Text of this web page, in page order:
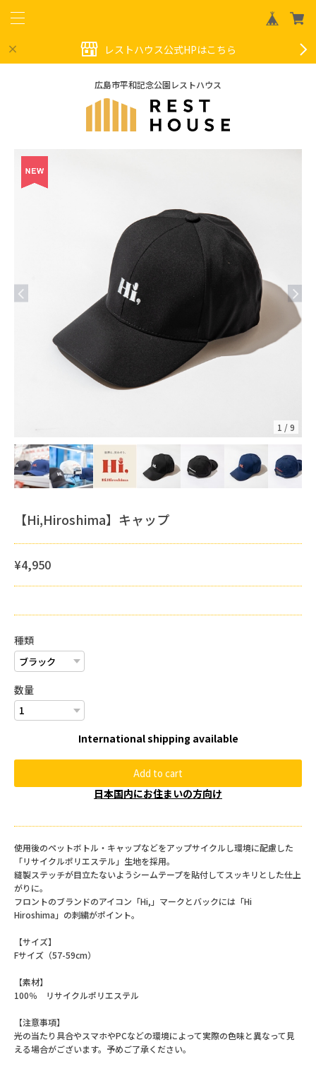
レストハウス公式HPはこちら
広島市平和記念公園レストハウス
1 /9
【Hi,Hiroshima】キャップ
¥4,950
種類
数量
International shipping available
Add to cart
日本国内にお住まいの方向け
使用後のペットボトル・キャップなどをアップサイクルし環境に配慮した
「リサイクルポリエステル」生地を採用。
縫製ステッチが目立たないようシームテープを貼付してスッキリとした仕上
がりに。
フロントのブランドのアイコン「Hi,」マークとバックには「Hi
Hiroshima」の刺繍がポイント。
【サイズ】
Fサイズ（57-59cm）
【素材】
100％ リサイクルポリエステル
【注意事項】
光の当たり具合やスマホやPCなどの環境によって実際の色味と異なって見
える場合がございます。予めご了承ください。